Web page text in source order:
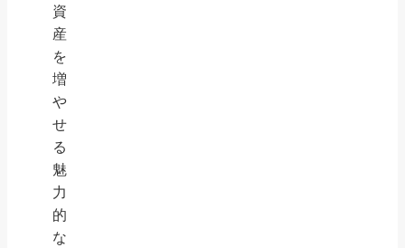
資
産
を
増
や
せ
る
魅
力
的
な